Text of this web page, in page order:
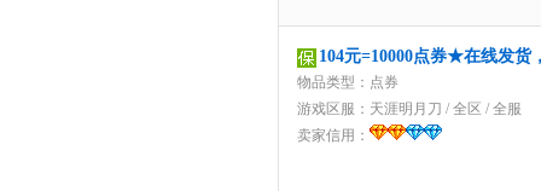
104元=10000点券★在线发
物品类型：点券
游戏区服： 天涯明月刀 / 全区 / 全服
卖家信用：